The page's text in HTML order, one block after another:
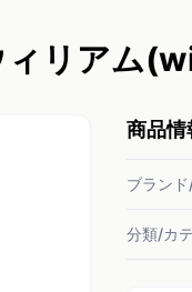
ィリアム
商品情
ブラン
分類/カ